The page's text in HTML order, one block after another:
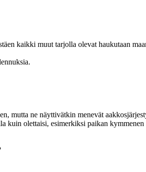
kaikki muut tarjolla olevat haukutaan
mutta ne näyttivätkin menevät
kuin olettaisi, esimerkiksi paikan